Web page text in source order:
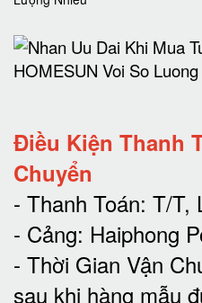
Điều Kiện Thanh
Chuyển
- Thanh Toán: T/T,
- Cảng: Haiphong
- Thời Gian Vận
sau khi hàng mẫu